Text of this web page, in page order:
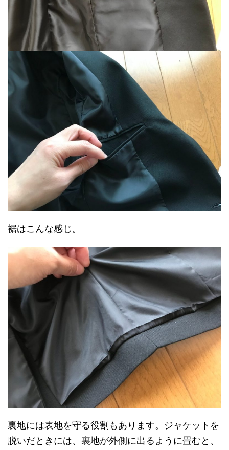
裾はこんな感じ。
裏地には表地を守る役割もあります。ジャケットを
脱いだときには、裏地が外側に出るように畳むと、